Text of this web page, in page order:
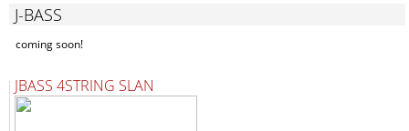
J-BASS
coming soon!
JBASS 4STRING SLAN